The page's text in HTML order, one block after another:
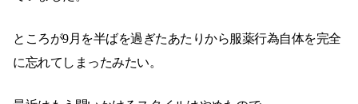
ところが9月を半ばを過ぎたあたりから服薬行為自体を完全
に忘れてしまったみたい。